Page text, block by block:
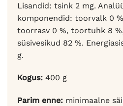
Lisandid: tsink 2 mg.
komponendid: toorvalk 0
toorrasv 0 %, toortuhk 8
süsivesikud 82 %.
g.
Kogus: 400 g
Parim enne: minimaalne